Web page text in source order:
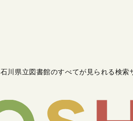
石川県立図書館のすべてが見られる検索